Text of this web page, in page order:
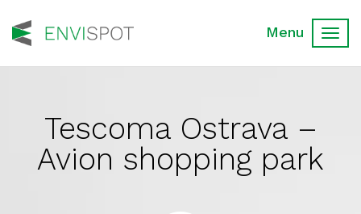
Tescoma Ostrava –
Avion shopping park